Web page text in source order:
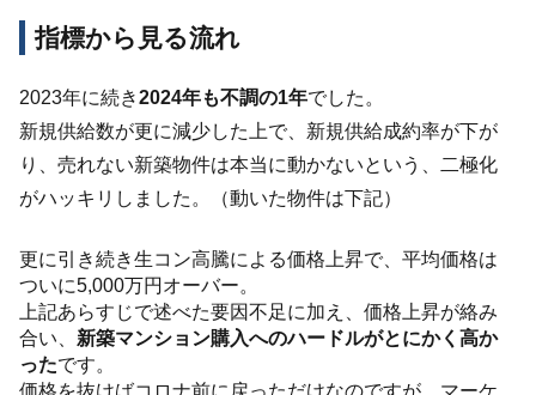
指標から見る流れ
2023年に続き2024年も不調の1年でした。
新規供給数が更に減少した上で、新規供給成約率が下が
り、売れない新築物件は本当に動かないという、二極化
がハッキリしました。（動いた物件は下記）
更に引き続き生コン高騰による価格上昇で、平均価格は
ついに5,000万円オーバー。
上記あらすじで述べた要因不足に加え、価格上昇が絡み
合い、 新築マンション購入へのハードルがとにかく高か
ったです。
価格を抜けばコロナ前に戻っただけなのですが、マーケ